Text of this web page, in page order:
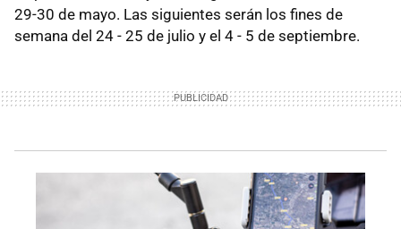
29-30 de mayo. Las siguientes serán los fines de
semana del 24 - 25 de julio y el 4 - 5 de septiembre.